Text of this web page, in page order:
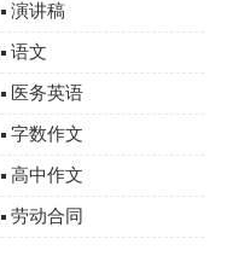
演讲稿
语文
医务英语
字数作文
高中作文
劳动合同